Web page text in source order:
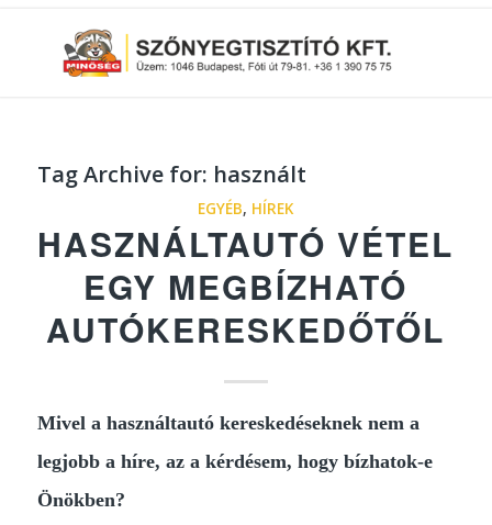
Tag Archive for: használt
EGYÉB, HÍREK
HASZNÁLTAUTÓ VÉTEL
EGY MEGBÍZHATÓ
AUTÓKERESKEDŐTŐL
Mivel a használtautó kereskedéseknek nem a
legjobb a híre, az a kérdésem, hogy bízhatok-e
Önökben?